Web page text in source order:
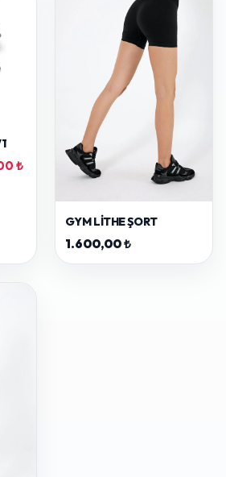
₺
GYM LITHE ŞORT
1.600,00 ₺